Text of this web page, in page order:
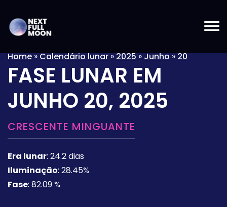
Home»Calendário lunar»2025»Junho»20
FASE LUNAR EM
JUNHO 20, 2025
CRESCENTE MINGUANTE
Era lunar: 24.2 dias
Iluminação: 28.45%
Fase: 82.09 %